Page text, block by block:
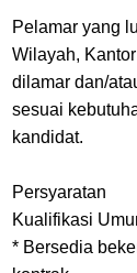
Pelamar yang
Wilayah,
dilamar dan/
sesuai
kandidat.
Persyaratan
Kualifikasi
* Bersedia